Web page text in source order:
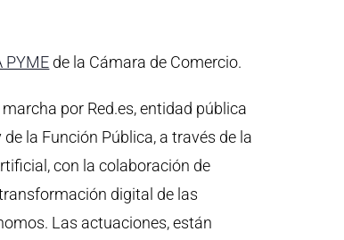
PYME de la Cámara de Comercio.
por Red.es, entidad pública
la Función Pública, a través de la
con la colaboración de
digital de las
Las actuaciones, están